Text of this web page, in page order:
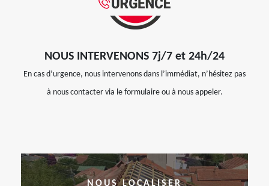
NOUS INTERVENONS 7j/7 et 24h/24
En cas d’urgence, nous intervenons dans l’immédiat, n’hésitez pas
à nous contacter via le formulaire ou à nous appeler.
NOUS LOCALISER